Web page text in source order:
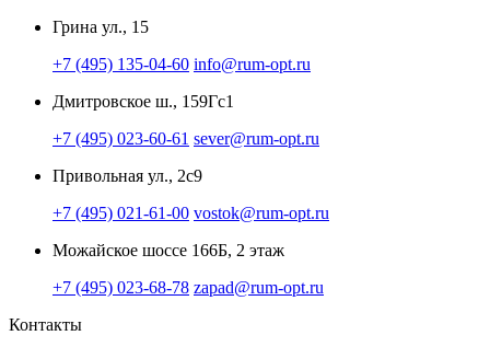
Грина ул., 15
+7 (495) 135-04-60 info@rum-opt.ru
Дмитровское ш., 159Гс1
+7 (495) 023-60-61 sever@rum-opt.ru
Привольная ул., 2с9
+7 (495) 021-61-00 vostok@rum-opt.ru
Можайское шоссе 166Б, 2 этаж
+7 (495) 023-68-78 zapad@rum-opt.ru
Контакты